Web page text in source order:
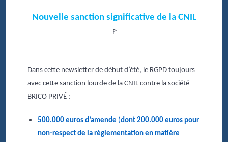
Nouvelle sanction significative de la CNIL
🚩
Dans cette newsletter de début d’été, le RGPD toujours
avec cette sanction lourde de la CNIL contre la société
BRICO PRIVÉ :
500.000 euros d’amende (dont 200.000 euros pour
non-respect de la règlementation en matière